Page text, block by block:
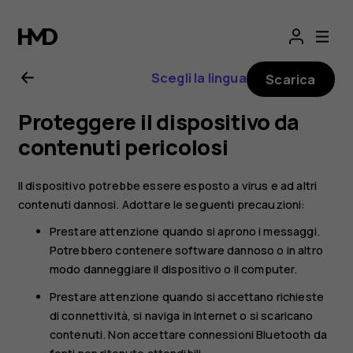
Manuale
d'uso
del
Nokia
8000
4G
Scegli la lingua Scarica
Proteggere il dispositivo da
contenuti pericolosi
Il dispositivo potrebbe essere esposto a virus e ad altri
contenuti dannosi. Adottare le seguenti precauzioni:
Prestare attenzione quando si aprono i messaggi.
Potrebbero contenere software dannoso o in altro
modo danneggiare il dispositivo o il computer.
Prestare attenzione quando si accettano richieste
di connettività, si naviga in Internet o si scaricano
contenuti. Non accettare connessioni Bluetooth da